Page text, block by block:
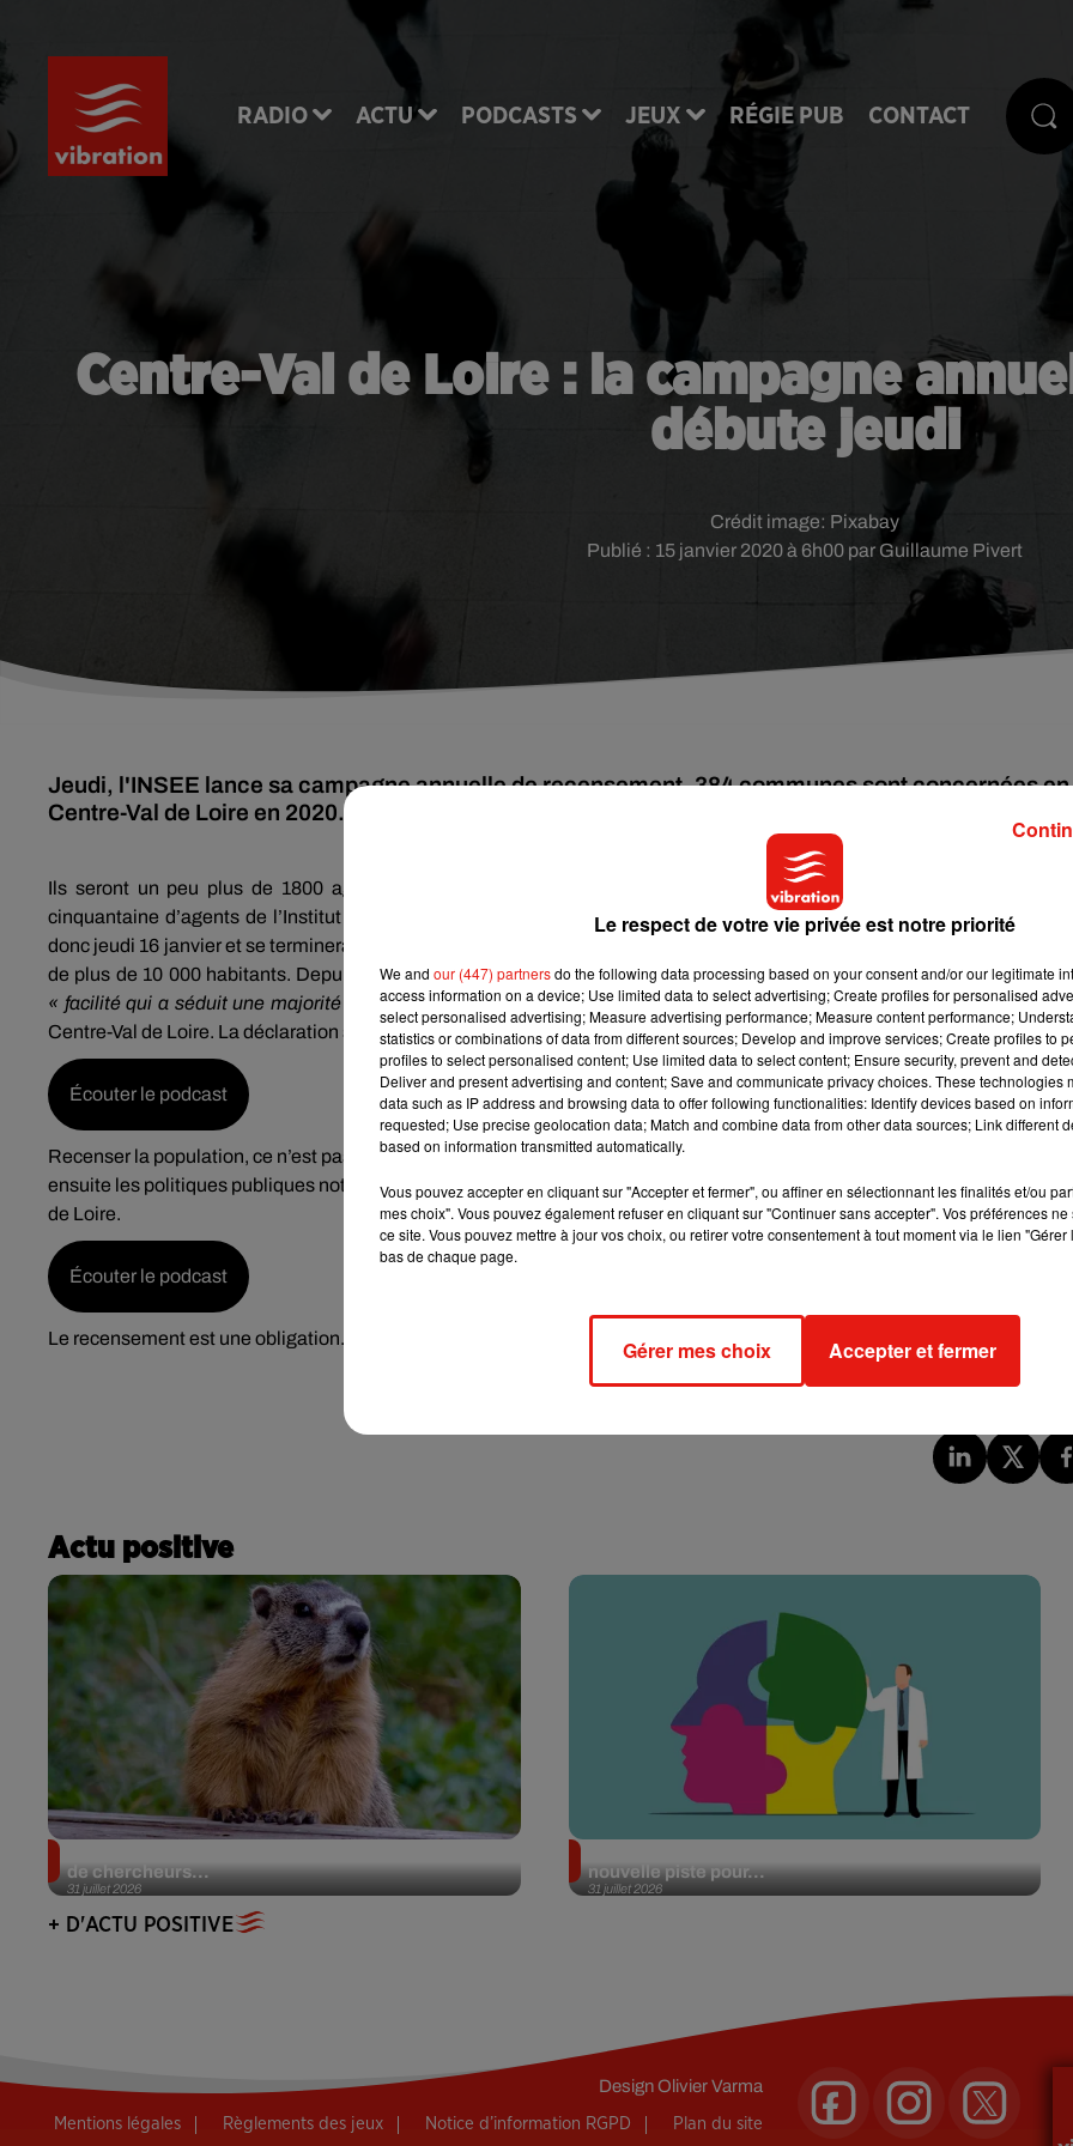
RADIO ACTU PODCASTS JEUX RÉGIE PUB CONTACT
Centre-Val de Loire : la campagne
débute jeudi
Publié : 15 janvier 2020 à 6h00 par Guillaume Pivert
Crédit image: Pixabay
Jeudi, l'INSEE lance sa campagne annuelle de recensement. 384 communes sont concernées en
Centre-Val de Loire en 2020.
Ils seront un peu plus de 1800 agents recenseurs sur le terrain cette année en Centre-Val de Loire appuyés par
cinquantaine d’agents de l’Institut national de la statistique et des études économiques (INSEE). La campagne
donc jeudi 16 janvier et se terminera le 15 février pour les communes de moins de 10 000 habitants et le 22 février pour
de plus de 10 000 habitants. Depuis 2015, vous avez aussi la possibilité de faire déclaration directement sur internet.
« facilité qui a séduit une majorité d’habitants de la région »selon Evelyne Paul. Elle chargée du recensement à
Centre-Val de Loire. La déclaration sur internet conduit selon elle à des résultats de meilleure qualité.
Écouter le podcast
Recenser la population, ce n’est pas seulement faire le décompte du nombre d’habitants. C’est aussi un moyen d’orienter
ensuite les politiques publiques notamment en matière de logement. Yvonne Pérot est la directrice de l’INSEE en Centre-
de Loire.
Écouter le podcast
Le recensement est une obligation. Les contrevenants s’exposent à une amende de 35 euros.
Actu positive
31 juillet 2026
de chercheurs...
31 juillet 2026
nouvelle piste pour...
+ D'ACTU POSITIVE
DesignOlivier Varma
Mentions légales Règlements des jeux Notice d’information RGPD Plan du site
Le respect de votre vie privée est notre priorité
We and our (447) partnersdo the following data processing based on your consent and/or our legitimate
access information on a device; Use limited data to select advertising; Create profiles for personalised
select personalised advertising; Measure advertising performance; Measure content performance;
statistics or combinations of data from different sources; Develop and improve services; Create profiles to
profiles to select personalised content; Use limited data to select content; Ensure security, prevent and
Deliver and present advertising and content; Save and communicate privacy choices. These technologies
data such as IP address and browsing data to offer following functionalities: Identify devices based on
requested; Use precise geolocation data; Match and combine data from other data sources; Link different
based on information transmitted automatically.
Vous pouvez accepter en cliquant sur "Accepter et fermer", ou affiner en sélectionnant les finalités et/ou
mes choix". Vous pouvez également refuser en cliquant sur "Continuer sans accepter". Vos préférences
ce site. Vous pouvez mettre à jour vos choix, ou retirer votre consentement à tout moment via le lien
bas de chaque page.
Gérer mes choix Accepter et fermer